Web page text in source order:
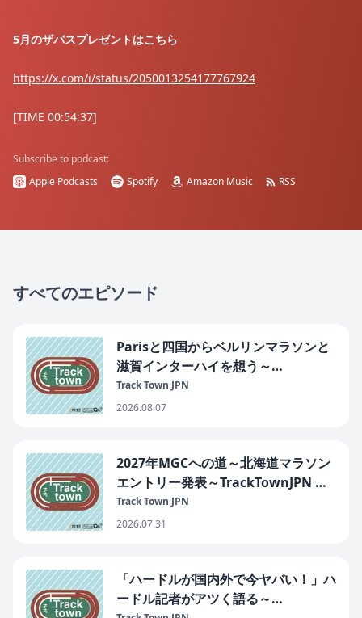
5月のザバスプレゼントはこちら
⁠https://x.com/i/status/2050013254177767924⁠
[TIME 00:54:37]
Subscribe to podcast:
Apple Podcasts
Spotify Amazon Music RSS
すべてのエピソード
Parisと四国からベルリンマラソンと
滋賀インターハイを想う～
TrackTownJPN 第311回2026年8月7
日
Track Town JPN
2026.08.07
2027年MGCへの道～北海道マラソン
エントリー発表～TrackTownJPN 第
310回2026年7月31日
Track Town JPN
2026.07.31
「ハードルが国内外で今ヤバい！」ハ
ードル記者がアツく語る～